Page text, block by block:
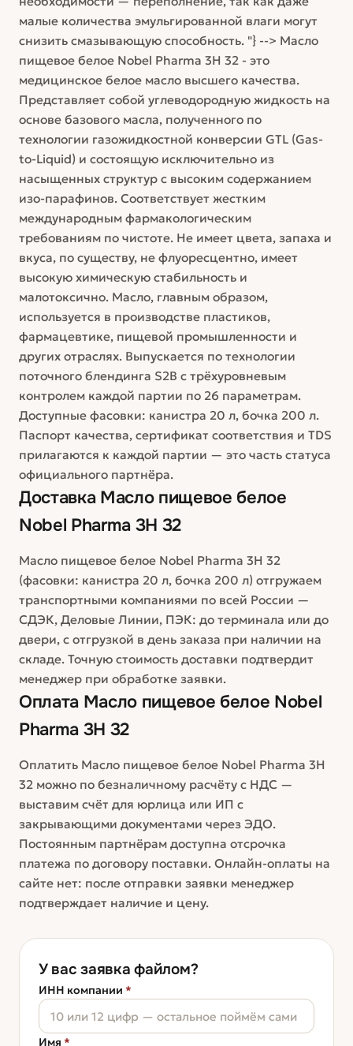
малые количества эмульгированной влаги могут
снизить смазывающую способность. "} --> Масло
пищевое белое Nobel Pharma 3H 32 - это
медицинское белое масло высшего качества.
Представляет собой углеводородную жидкость на
основе базового масла, полученного по
технологии газожидкостной конверсии GTL (Gas-
to-Liquid) и состоящую исключительно из
насыщенных структур с высоким содержанием
изо-парафинов. Соответствует жестким
международным фармакологическим
требованиям по чистоте. Не имеет цвета, запаха и
вкуса, по существу, не флуоресцентно, имеет
высокую химическую стабильность и
малотоксично. Масло, главным образом,
используется в производстве пластиков,
фармацевтике, пищевой промышленности и
других отраслях. Выпускается по технологии
поточного блендинга S2B с трёхуровневым
контролем каждой партии по 26 параметрам.
Доступные фасовки: канистра 20 л, бочка 200 л.
Паспорт качества, сертификат соответствия и TDS
прилагаются к каждой партии — это часть статуса
официального партнёра.
Доставка Масло пищевое белое
Nobel Pharma 3H 32
Масло пищевое белое Nobel Pharma 3H 32
(фасовки: канистра 20 л, бочка 200 л) отгружаем
транспортными компаниями по всей России —
СДЭК, Деловые Линии, ПЭК: до терминала или до
двери, с отгрузкой в день заказа при наличии на
складе. Точную стоимость доставки подтвердит
менеджер при обработке заявки.
Оплата Масло пищевое белое Nobel
Pharma 3H 32
Оплатить Масло пищевое белое Nobel Pharma 3H
32 можно по безналичному расчёту с НДС —
выставим счёт для юрлица или ИП с
закрывающими документами через ЭДО.
Постоянным партнёрам доступна отсрочка
платежа по договору поставки. Онлайн-оплаты на
сайте нет: после отправки заявки менеджер
подтверждает наличие и цену.
У вас заявка файлом?
ИНН компании *
Имя *